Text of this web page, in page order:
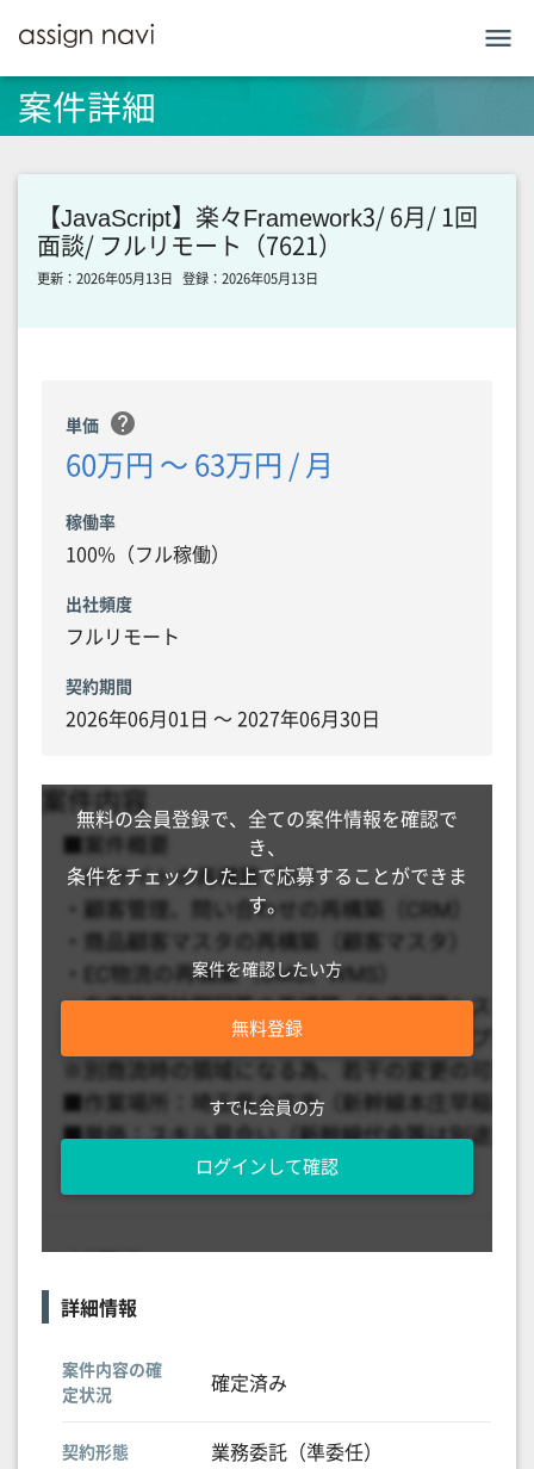
menu
案件詳細
【JavaScript】楽々Framework3/ 6月/ 1回
面談/ フルリモート（7621）
更新：2026年05月13日 登録：2026年05月13日
単価 help
60万円 〜 63万円 / 月
稼働率
100%（フル稼働）
出社頻度
フルリモート
契約期間
2026年06月01日 〜 2027年06月30日
無料の会員登録で、全ての案件情報を確認で
き、
条件をチェックした上で応募することができま
す。
案件を確認したい方
無料登録
すでに会員の方
ログインして確認
詳細情報
案件内容の確
定状況
確定済み
契約形態 業務委託（準委任）